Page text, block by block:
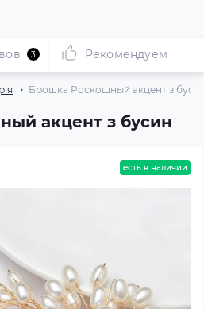
Брошка Роскошный акцент з
акцент з бусин
3 Рекомендуем
есть в наличии